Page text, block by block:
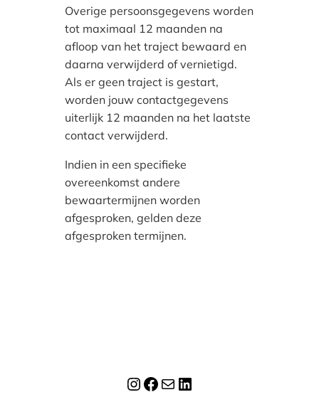
Overige persoonsgegevens worden
tot maximaal 12 maanden na
afloop van het traject bewaard en
daarna verwijderd of vernietigd.
Als er geen traject is gestart,
worden jouw contactgegevens
uiterlijk 12 maanden na het laatste
contact verwijderd.
Indien in een specifieke
overeenkomst andere
bewaartermijnen worden
afgesproken, gelden deze
afgesproken termijnen.
Instagram
Facebook
E-mailLinkedIn